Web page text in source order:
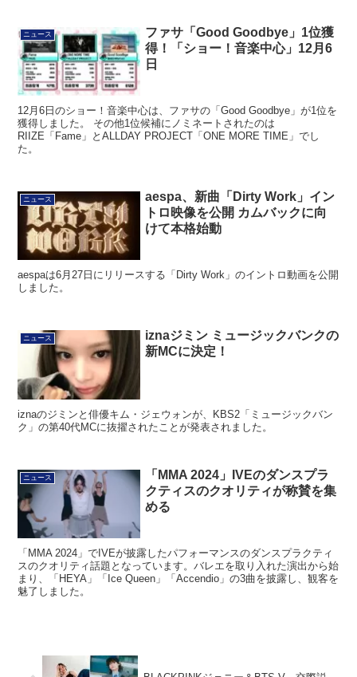
ニュース
ファサ「Good Goodbye」1位獲
得！「ショー！音楽中心」12月6
日
12月6日のショー！音楽中心は、ファサの「Good Goodbye」が1位を
獲得しました。 その他1位候補にノミネートされたのは
RIIZE「Fame」とALLDAY PROJECT「ONE MORE TIME」でし
た。
ニュース
aespa、新曲「Dirty Work」イン
トロ映像を公開 カムバックに向
けて本格始動
aespaは6月27日にリリースする「Dirty Work」のイントロ動画を公開
しました。
ニュース
iznaジミン ミュージックバンクの
新MCに決定！
iznaのジミンと俳優キム・ジェウォンが、KBS2「ミュージックバン
ク」の第40代MCに抜擢されたことが発表されました。
ニュース
「MMA 2024」IVEのダンスプラ
クティスのクオリティが称賛を集
める
「MMA 2024」でIVEが披露したパフォーマンスのダンスプラクティ
スのクオリティ話題となっています。バレエを取り入れた演出から始
まり、「HEYA」「Ice Queen」「Accendio」の3曲を披露し、観客を
魅了しました。